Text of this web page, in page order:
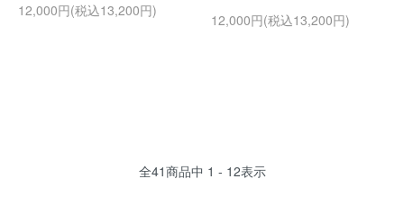
12,000円(税込13,200円)
12,000円(税込13,200円)
全41商品中 1 - 12表示